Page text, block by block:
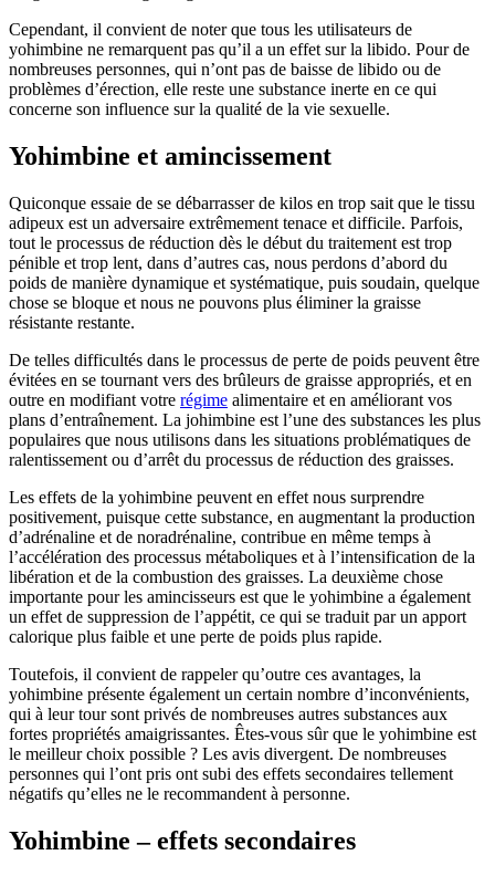
Cependant, il convient de noter que tous les utilisateurs de
yohimbine ne remarquent pas qu’il a un effet sur la libido. Pour de
nombreuses personnes, qui n’ont pas de baisse de libido ou de
problèmes d’érection, elle reste une substance inerte en ce qui
concerne son influence sur la qualité de la vie sexuelle.
Yohimbine et amincissement
Quiconque essaie de se débarrasser de kilos en trop sait que le tissu
adipeux est un adversaire extrêmement tenace et difficile. Parfois,
tout le processus de réduction dès le début du traitement est trop
pénible et trop lent, dans d’autres cas, nous perdons d’abord du
poids de manière dynamique et systématique, puis soudain, quelque
chose se bloque et nous ne pouvons plus éliminer la graisse
résistante restante.
De telles difficultés dans le processus de perte de poids peuvent être
évitées en se tournant vers des brûleurs de graisse appropriés, et en
outre en modifiant votre régime alimentaire et en améliorant vos
plans d’entraînement. La johimbine est l’une des substances les plus
populaires que nous utilisons dans les situations problématiques de
ralentissement ou d’arrêt du processus de réduction des graisses.
Les effets de la yohimbine peuvent en effet nous surprendre
positivement, puisque cette substance, en augmentant la production
d’adrénaline et de noradrénaline, contribue en même temps à
l’accélération des processus métaboliques et à l’intensification de la
libération et de la combustion des graisses. La deuxième chose
importante pour les amincisseurs est que le yohimbine a également
un effet de suppression de l’appétit, ce qui se traduit par un apport
calorique plus faible et une perte de poids plus rapide.
Toutefois, il convient de rappeler qu’outre ces avantages, la
yohimbine présente également un certain nombre d’inconvénients,
qui à leur tour sont privés de nombreuses autres substances aux
fortes propriétés amaigrissantes. Êtes-vous sûr que le yohimbine est
le meilleur choix possible ? Les avis divergent. De nombreuses
personnes qui l’ont pris ont subi des effets secondaires tellement
négatifs qu’elles ne le recommandent à personne.
Yohimbine – effets secondaires